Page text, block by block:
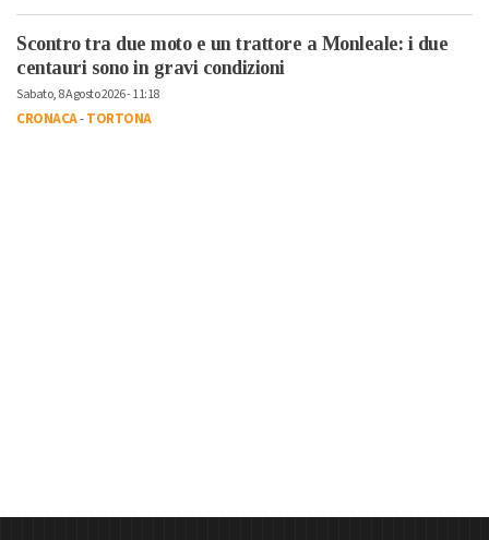
Scontro tra due moto e un trattore a Monleale: i due
centauri sono in gravi condizioni
Sabato, 8 Agosto 2026 - 11:18
CRONACA-TORTONA